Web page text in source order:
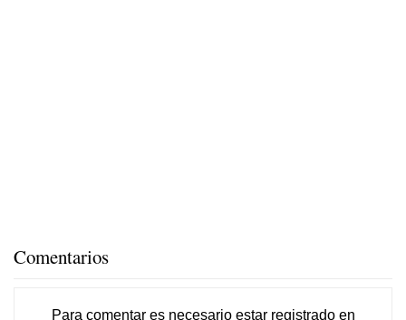
Comentarios
Para comentar es necesario estar registradoen